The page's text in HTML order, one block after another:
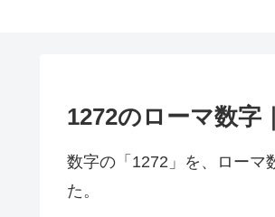
1272のローマ数字
数字の「1272」を、ローマ
た。